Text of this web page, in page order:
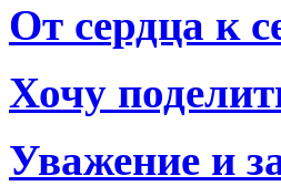
От сердца к
Хочу
Уважение и